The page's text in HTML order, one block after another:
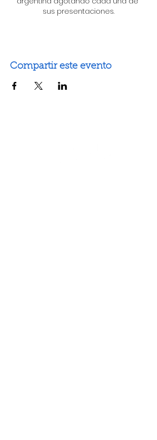
sus presentaciones.
Compartir este evento